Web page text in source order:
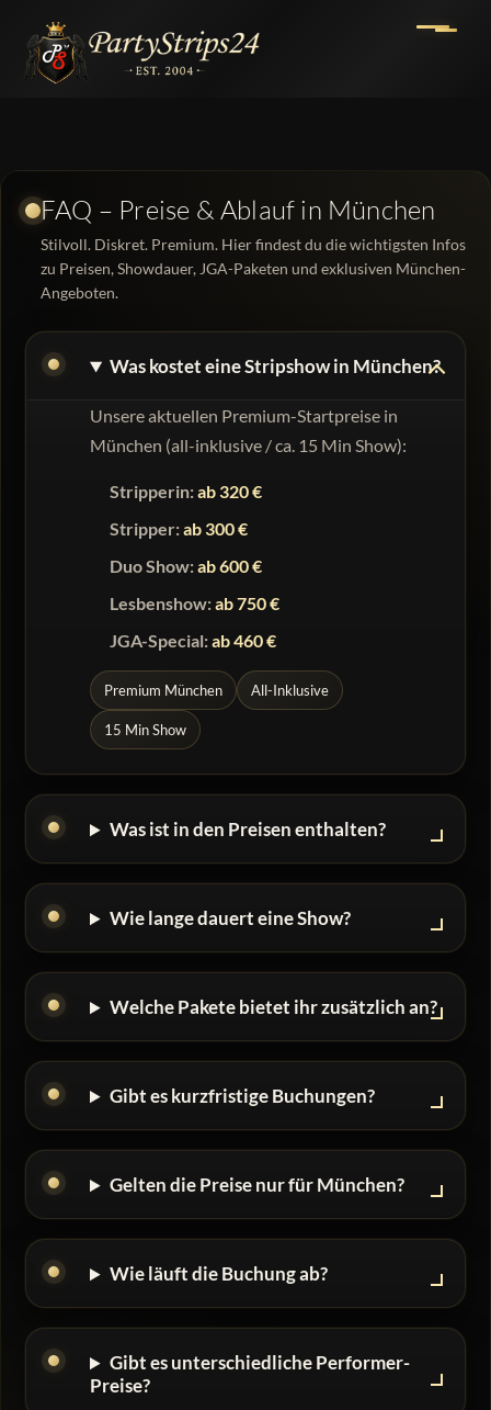
FAQ – Preise & Ablauf in München
Stilvoll. Diskret. Premium. Hier findest du die wichtigsten Infos
zu Preisen, Showdauer, JGA-Paketen und exklusiven München-
Angeboten.
Was kostet eine Stripshow in München?
Unsere aktuellen Premium-Startpreise in
München (all-inklusive / ca. 15 Min Show):
Stripperin:ab 320 €
Stripper:ab 300 €
Duo Show:ab 600 €
Lesbenshow:ab 750 €
JGA-Special:ab 460 €
Premium München All-Inklusive
15 Min Show
Was ist in den Preisen enthalten?
Wie lange dauert eine Show?
Welche Pakete bietet ihr zusätzlich an?
Gibt es kurzfristige Buchungen?
Gelten die Preise nur für München?
Wie läuft die Buchung ab?
Gibt es unterschiedliche Performer-
Preise?